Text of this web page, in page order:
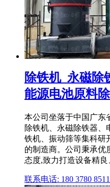
除铁机_永磁除
能源电池原料
本公司坐落于中国广东
除铁机、永磁除铁器、
铁机、振动筛等集科研
的制造商。公司秉承优
态度,致力打造设备精良
联系电话: 180 3780 8511